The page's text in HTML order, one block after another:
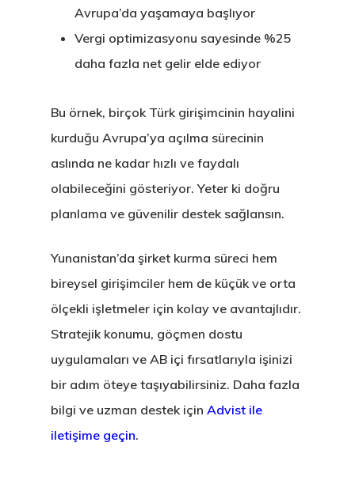
Avrupa’da yaşamaya başlıyor
Vergi optimizasyonu sayesinde %25
daha fazla net gelir elde ediyor
Bu örnek, birçok Türk girişimcinin hayalini
kurduğu Avrupa’ya açılma sürecinin
aslında ne kadar hızlı ve faydalı
olabileceğini gösteriyor. Yeter ki doğru
planlama ve güvenilir destek sağlansın.
Yunanistan’da şirket kurma süreci hem
bireysel girişimciler hem de küçük ve orta
ölçekli işletmeler için kolay ve avantajlıdır.
Stratejik konumu, göçmen dostu
uygulamaları ve AB içi fırsatlarıyla işinizi
bir adım öteye taşıyabilirsiniz. Daha fazla
bilgi ve uzman destek için Advist ile
iletişime geçin.